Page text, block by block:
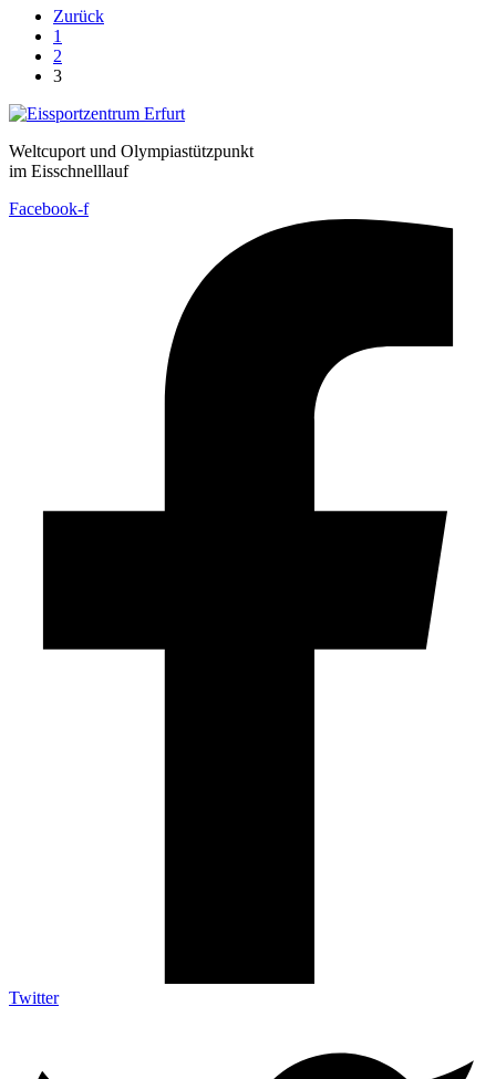
Zurück
1
2
3
Weltcuport und Olympiastützpunkt
im Eisschnelllauf
Facebook-f
Twitter